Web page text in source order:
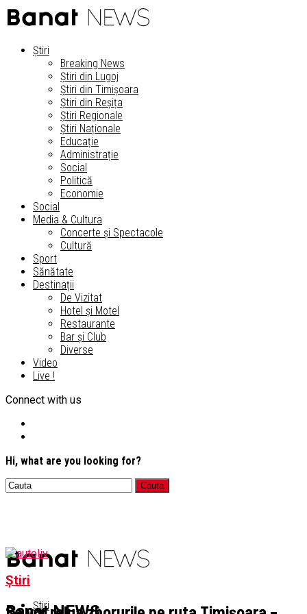
Știri
Breaking News
Știri din Lugoj
Știri din Timișoara
Știri din Reșița
Știri Regionale
Știri Naționale
Educație
Administrație
Social
Politică
Economie
Social
Media & Cultura
Concerte și Spectacole
Cultură
Sport
Sănătate
Destinații
De Vizitat
Hotel și Motel
Restaurante
Bar și Club
Diverse
Video
Live !
Connect with us
Hi, what are you looking for?
Știri
Știri